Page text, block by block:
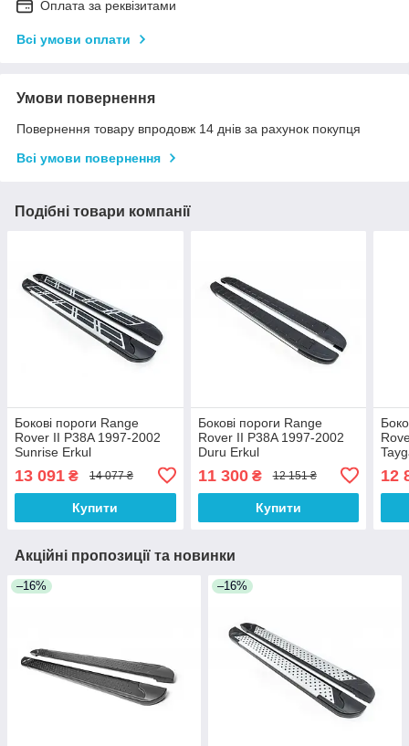
Оплата за реквізитами
Всі умови оплати
Умови повернення
Повернення товару впродовж 14 днів за рахунок покупця
Всі умови повернення
Подібні товари компанії
Бокові пороги Range
Rover II P38A 1997-2002
Sunrise Erkul
13 091 ₴ 14 077 ₴
Купити
Бокові пороги Range
Rover II P38A 1997-2002
Duru Erkul
11 300₴ 12 151 ₴
Купити
12
Акційні пропозиції та новинки
–16% –16%